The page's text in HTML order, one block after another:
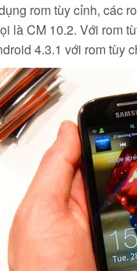
rom tùy cỉnh, các
là CM 10.2. Với rom
4.3.1 với rom tùy